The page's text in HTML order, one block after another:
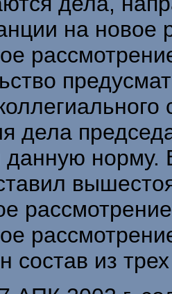
на новое
дела
данную
состав из